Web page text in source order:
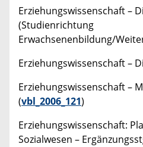
Erziehungswissenschaft –
(Studienrichtung
Erwachsenenbildung/
Erziehungswissenschaft –
Erziehungswissenschaft –
(vbl_2006_121)
Erziehungswissenschaft:
Sozialwesen –